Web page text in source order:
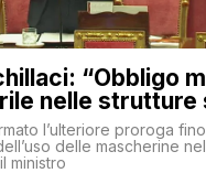
“Obbligo
nelle strutture
l’ulteriore proroga
delle mascherine
ministro